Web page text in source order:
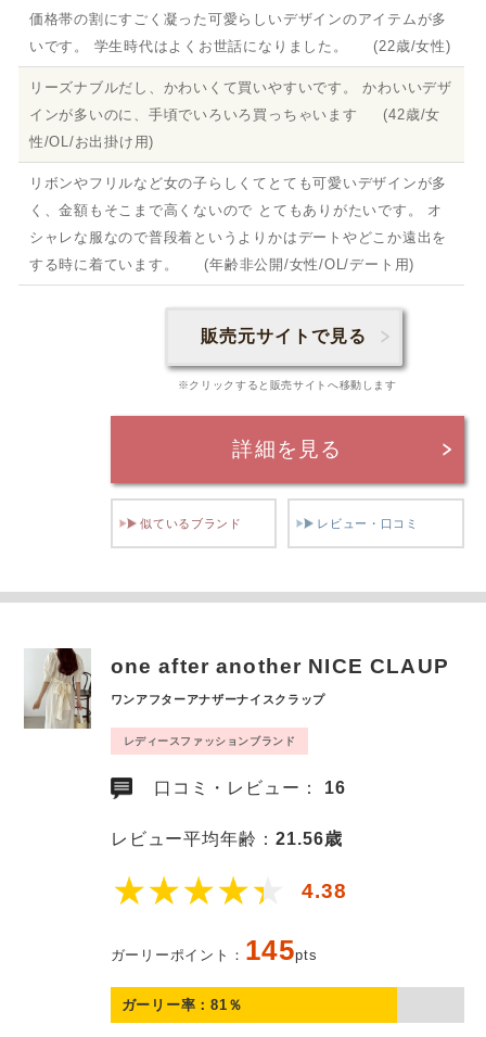
価格帯の割にすごく凝った可愛らしいデザインのアイテムが多
いです。 学生時代はよくお世話になりました。 (22歳/女性)
リーズナブルだし、かわいくて買いやすいです。 かわいいデザ
インが多いのに、手頃でいろいろ買っちゃいます (42歳/女
性/OL/お出掛け用)
リボンやフリルなど女の子らしくてとても可愛いデザインが多
く、金額もそこまで高くないので とてもありがたいです。 オ
シャレな服なので普段着というよりかはデートやどこか遠出を
する時に着ています。 (年齢非公開/女性/OL/デート用)
販売元サイトで見る
※クリックすると販売サイトへ移動します
詳細を見る
似ているブランド レビュー・口コミ
one after another NICE CLAUP
ワンアフターアナザーナイスクラップ
レディースファッションブランド
口コミ・レビュー： 16
レビュー平均年齢：21.56歳
4.38
ガーリーポイント： 145pts
ガーリー率：81 ％